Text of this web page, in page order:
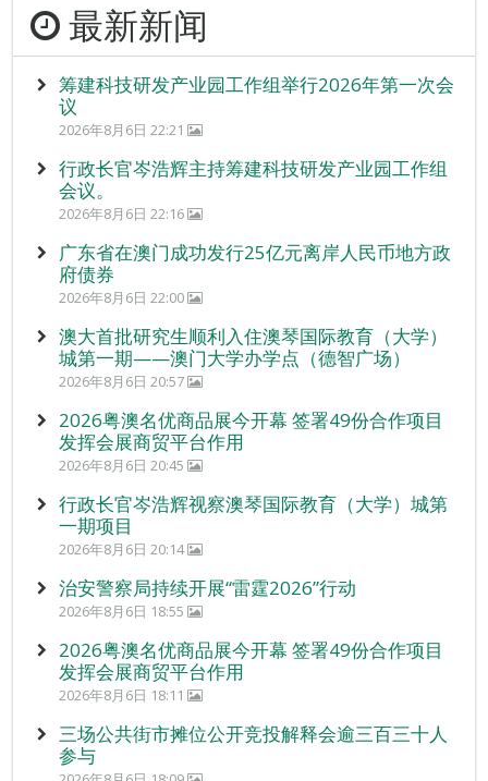
最新新闻
筹建科技研发产业园工作组举行2026年第一次会
议
2026年8月6日 22:21
行政长官岑浩辉主持筹建科技研发产业园工作组
会议。
2026年8月6日 22:16
广东省在澳门成功发行25亿元离岸人民币地方政
府债券
2026年8月6日 22:00
澳大首批研究生顺利入住澳琴国际教育（大学）
城第一期——澳门大学办学点（德智广场）
2026年8月6日 20:57
2026粤澳名优商品展今开幕 签署49份合作项目
发挥会展商贸平台作用
2026年8月6日 20:45
行政长官岑浩辉视察澳琴国际教育（大学）城第
一期项目
2026年8月6日 20:14
治安警察局持续开展“雷霆2026”行动
2026年8月6日 18:55
2026粤澳名优商品展今开幕 签署49份合作项目
发挥会展商贸平台作用
2026年8月6日 18:11
三场公共街市摊位公开竞投解释会逾三百三十人
参与